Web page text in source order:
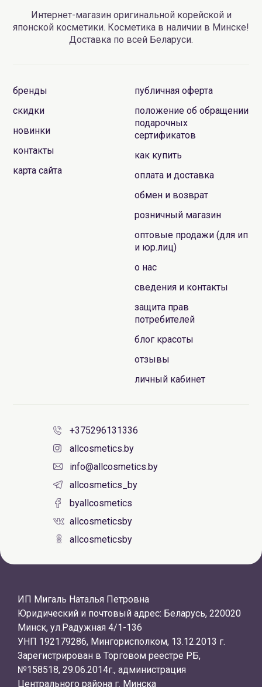
Интернет-магазин оригинальной корейской и
японской косметики. Косметика в наличии в Минске!
Доставка по всей Беларуси.
бренды
скидки
новинки
контакты
карта сайта
публичная оферта
положение об обращении
подарочных
сертификатов
как купить
оплата и доставка
обмен и возврат
розничный магазин
оптовые продажи (для ип
и юр.лиц)
о нас
сведения и контакты
защита прав
потребителей
блог красоты
отзывы
личный кабинет
+375296131336
allcosmetics.by
info@allcosmetics.by
allcosmetics_by
byallcosmetics
allcosmeticsby
allcosmeticsby
ИП Мигаль Наталья Петровна
Юридический и почтовый адрес: Беларусь, 220020
Минск, ул.Радужная 4/1-136
УНП 192179286, Мингорисполком, 13.12.2013 г.
Зарегистрирован в Торговом реестре РБ,
№158518, 29.06.2014г., администрация
Центрального района г. Минска